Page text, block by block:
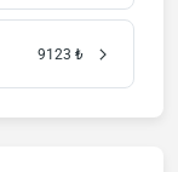
9123 ₺